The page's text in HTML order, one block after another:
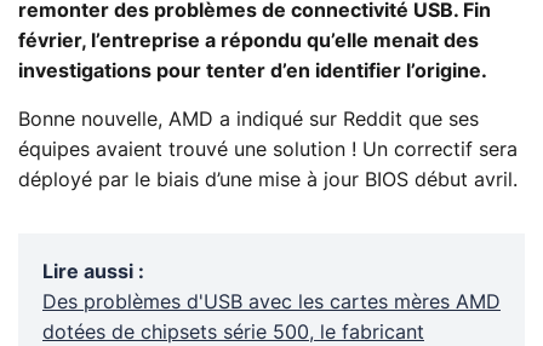
remonter des problèmes de connectivité USB. Fin
février, l’entreprise a répondu qu’elle menait des
investigations pour tenter d’en identifier l’origine.
Bonne nouvelle, AMD a indiqué sur Reddit que ses
équipes avaient trouvé une solution ! Un correctif sera
déployé par le biais d’une mise à jour BIOS début avril.
Lire aussi :
Des problèmes d'USB avec les cartes mères AMD
dotées de chipsets série 500, le fabricant